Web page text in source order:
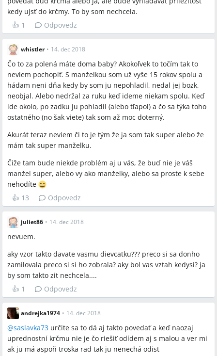
kedy ujsť do krčmy. To by som nechcela.
👍 1 Odpovedz
whistler • 14. dec 2018
Čo to za polená máte doma baby? Akokoľvek to točím tak to
neviem pochopiť. S manželkou som už vyše 15 rokov spolu a
hádam neni dňa kedy by som ju nepohladil, nedal jej bozk,
neobjal. Alebo nedržal za ruku keď ideme niekam spolu. Keď
ide okolo, po zadku ju pohladil (alebo tľapol) a čo sa týka toho
ostatného (no šak viete) tak som až moc doterný.
Akurát teraz neviem či to je tým že ja som tak super alebo že
mám tak super manželku.
Čiže tam bude niekde problém aj u vás, že buď nie je váš
manžel super, alebo vy ako manželky, alebo sa proste k sebe
nehodíte
👍 13 Odpovedz
juliet86 • 14. dec 2018
nevuem.
aky vzor takto davate vasmu dievcatku??? preco si sa donho
zamilovala preco si si ho zobrala? aky bol vas vztah kedysi? ja
by som takto zit nechcela....
👍 1 Odpovedz
andrejka1974 • 14. dec 2018
@saslavka73 určite sa to dá aj takto povedať a keď naozaj
uprednostní krčmu nie je čo riešiť odídem aj s malou a ver mi
ak ju má aspoň troska rad tak ju nenechá odist